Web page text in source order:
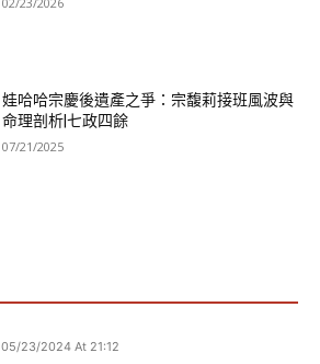
娃哈哈宗慶後遺產之爭：宗馥莉接班風波與
命理剖析|七政四餘
07/21/2025
05/23/2024 At 21:12